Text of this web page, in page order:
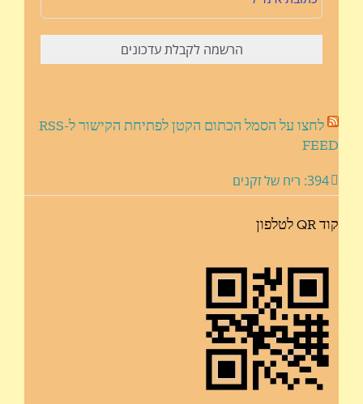
לחצו על הסמל הכתום הקטן לפתיחת הקישור ל-RSS
FEED
394: ריח של זקנים
קוד QR לטלפון